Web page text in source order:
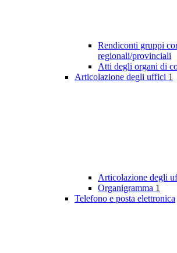
Rendiconti gruppi
regionali/provinciali
Atti degli organi di
Articolazione degli uffici 1
Articolazione degli
Organigramma 1
Telefono e posta elettronica